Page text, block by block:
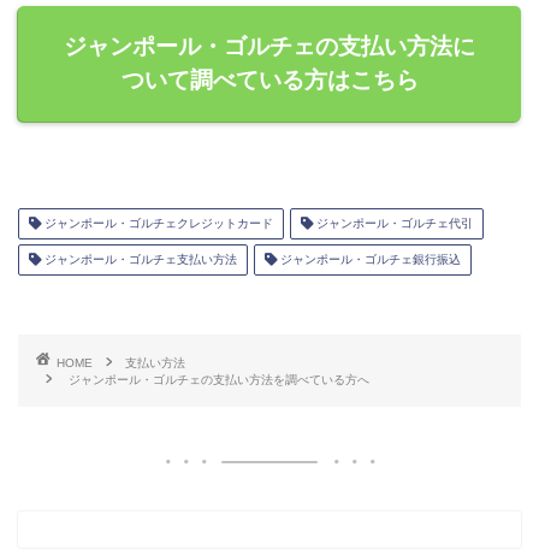
ジャンポール・ゴルチェの支払い方法に
ついて調べている方はこちら
ジャンポール・ゴルチェクレジットカード ジャンポール・ゴルチェ代引
ジャンポール・ゴルチェ支払い方法 ジャンポール・ゴルチェ銀行振込
HOME
支払い方法
ジャンポール・ゴルチェの支払い方法を調べている方へ